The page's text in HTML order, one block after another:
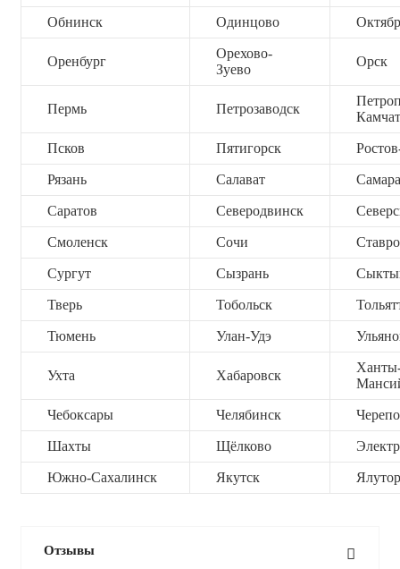
Обнинск Одинцово
Оренбург
Орехово-
Зуево
Орск
Пермь Петрозаводск
Псков Пятигорск
Рязань Салават Самара
Саратов Северодвинск
Смоленск Сочи
Сургут Сызрань
Тверь Тобольск
Тюмень Улан-Удэ
Ухта Хабаровск
Чебоксары Челябинск
Шахты Щёлково
Южно-Сахалинск Якутск
Отзывы